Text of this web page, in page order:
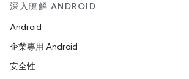
深入瞭解 ANDROID
Android
企業專用 Android
安全性